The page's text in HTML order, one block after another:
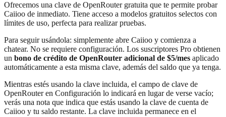
Ofrecemos una clave de OpenRouter gratuita que te permite probar
Caiioo de inmediato. Tiene acceso a modelos gratuitos selectos con
límites de uso, perfecta para realizar pruebas.
Para seguir usándola: simplemente abre Caiioo y comienza a
chatear. No se requiere configuración. Los suscriptores Pro obtienen
un bono de crédito de OpenRouter adicional de $5/mes aplicado
automáticamente a esta misma clave, además del saldo que ya tenga.
Mientras estés usando la clave incluida, el campo de clave de
OpenRouter en Configuración lo indicará en lugar de verse vacío;
verás una nota que indica que estás usando la clave de cuenta de
Caiioo y tu saldo restante. La clave incluida permanece en el